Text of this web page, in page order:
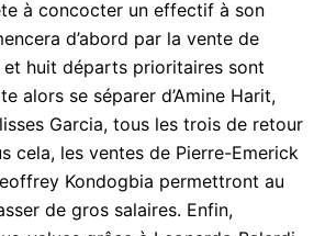
à concocter un effectif à son
d’abord par la vente de
et huit départs prioritaires sont
alors se séparer d’Amine Harit,
Garcia, tous les trois de retour
cela, les ventes de Pierre-Emerick
Kondogbia permettront au
de gros salaires. Enfin,